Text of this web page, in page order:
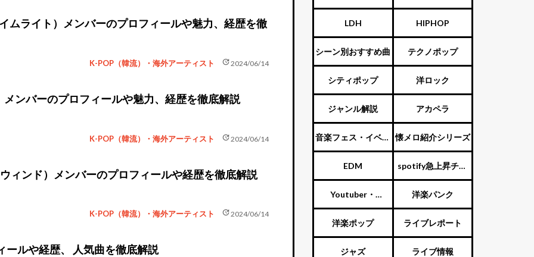
ムライト）メンバーのプロフィールや魅力、経歴を徹
K-POP（韓流）・海外アーティスト update2024/06/14
ンバーのプロフィールや魅力、経歴を徹底解説
K-POP（韓流）・海外アーティスト update2024/06/14
ィンド）メンバーのプロフィールや経歴を徹底解説
K-POP（韓流）・海外アーティスト update2024/06/14
ールや経歴、 人気曲を徹底解説
LDH HIPHOP
シーン別おすすめ曲 テクノポップ
シティポップ 洋ロック
ジャンル解説 アカペラ
音楽フェス・イベン
ト
懐メロ紹介シリーズ
EDM spotify急上昇チャ
ート
Youtuber・
Vtuber・歌い手
洋楽パンク
洋楽ポップ ライブレポート
ジャズ ライブ情報